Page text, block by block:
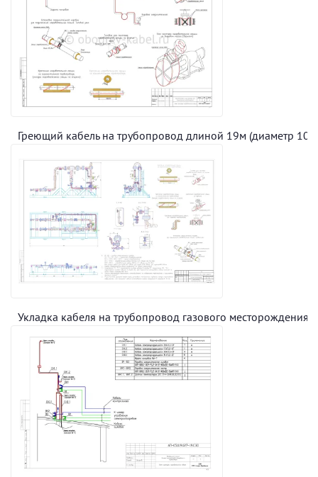
Греющий кабель на трубопровод длиной 19м (диаметр
Укладка кабеля на трубопровод газового месторождения